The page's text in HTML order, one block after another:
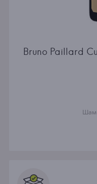
Bruno Paillard